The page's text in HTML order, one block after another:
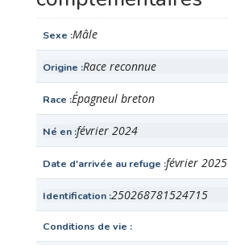
Sexe Mâle
Origine Race reconnue
Race Épagneul breton
Né en février 2024
Date d'arrivée au refuge février 2025
Identification 250268781524715
Conditions de vie